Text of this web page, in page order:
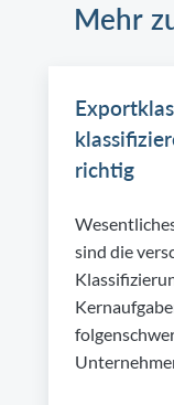
Mehr
richtig
sind die